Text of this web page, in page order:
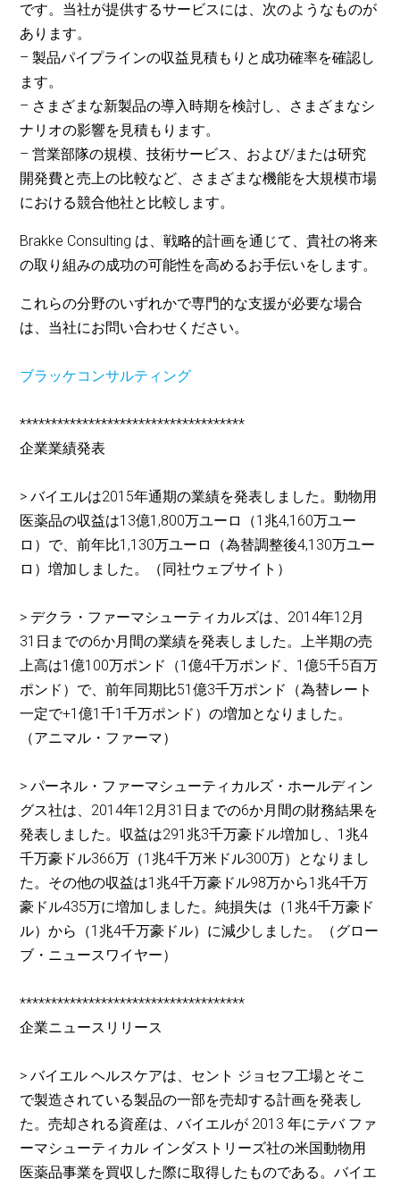
です。当社が提供するサービスには、次のようなものが
あります。
– 製品パイプラインの収益見積もりと成功確率を確認し
ます。
– さまざまな新製品の導入時期を検討し、さまざまなシ
ナリオの影響を見積もります。
– 営業部隊の規模、技術サービス、および/または研究
開発費と売上の比較など、さまざまな機能を大規模市場
における競合他社と比較します。
Brakke Consulting は、戦略的計画を通じて、貴社の将来
の取り組みの成功の可能性を高めるお手伝いをします。
これらの分野のいずれかで専門的な支援が必要な場合
は、当社にお問い合わせください。
ブラッケコンサルティング
************************************
企業業績発表
> バイエルは2015年通期の業績を発表しました。動物用
医薬品の収益は13億1,800万ユーロ（1兆4,160万ユー
ロ）で、前年比1,130万ユーロ（為替調整後4,130万ユー
ロ）増加しました。（同社ウェブサイト）
> デクラ・ファーマシューティカルズは、2014年12月
31日までの6か月間の業績を発表しました。上半期の売
上高は1億100万ポンド（1億4千万ポンド、1億5千5百万
ポンド）で、前年同期比51億3千万ポンド（為替レート
一定で+1億1千1千万ポンド）の増加となりました。
（アニマル・ファーマ）
> パーネル・ファーマシューティカルズ・ホールディン
グス社は、2014年12月31日までの6か月間の財務結果を
発表しました。収益は291兆3千万豪ドル増加し、1兆4
千万豪ドル366万（1兆4千万米ドル300万）となりまし
た。その他の収益は1兆4千万豪ドル98万から1兆4千万
豪ドル435万に増加しました。純損失は（1兆4千万豪ド
ル）から（1兆4千万豪ドル）に減少しました。（グロー
ブ・ニュースワイヤー）
************************************
企業ニュースリリース
> バイエル ヘルスケアは、セント ジョセフ工場とそこ
で製造されている製品の一部を売却する計画を発表し
た。売却される資産は、バイエルが 2013 年にテバ ファ
ーマシューティカル インダストリーズ社の米国動物用
医薬品事業を買収した際に取得したものである。バイエ